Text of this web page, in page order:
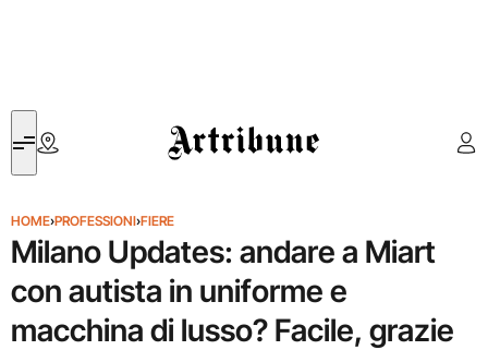
Artribune
HOME›PROFESSIONI›FIERE
Milano Updates: andare a Miart
con autista in uniforme e
macchina di lusso? Facile, grazie